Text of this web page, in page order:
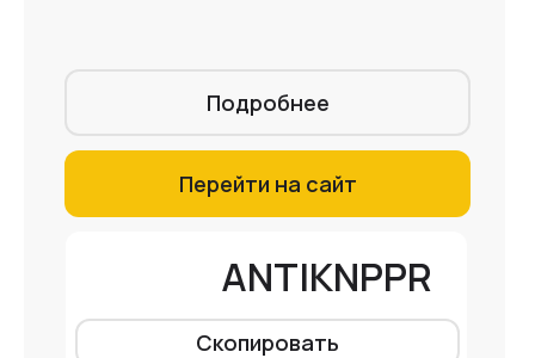
Перейти на сайт
Подробнее
Скопировать
ANTIKNPPR